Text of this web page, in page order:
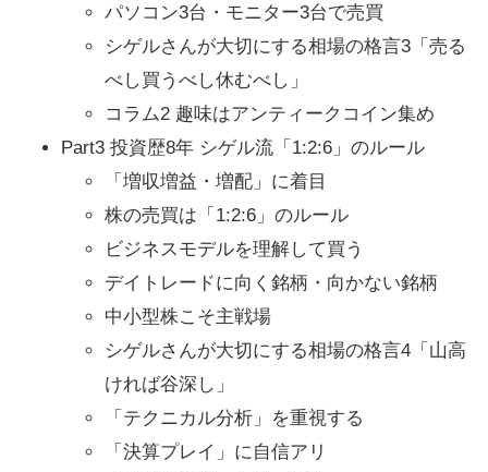
パソコン3台・モニター3台で売買
シゲルさんが大切にする相場の格言3「売る
べし買うべし休むべし」
コラム2 趣味はアンティークコイン集め
Part3 投資歴8年 シゲル流「1:2:6」のルール
「増収増益・増配」に着目
株の売買は「1:2:6」のルール
ビジネスモデルを理解して買う
デイトレードに向く銘柄・向かない銘柄
中小型株こそ主戦場
シゲルさんが大切にする相場の格言4「山高
ければ谷深し」
「テクニカル分析」を重視する
「決算プレイ」に自信アリ